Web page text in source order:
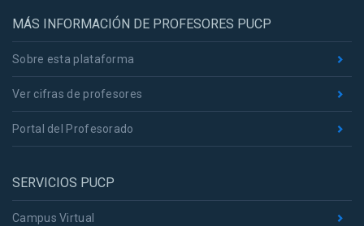
MÁS INFORMACIÓN DE PROFESORES PUCP
Sobre esta plataforma
Ver cifras de profesores
Portal del Profesorado
SERVICIOS PUCP
Campus Virtual